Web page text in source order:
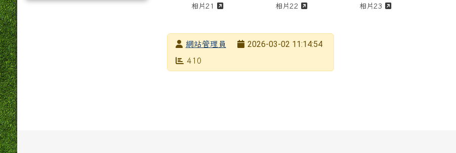
相片21 另開新視窗觀看「1141218 市長杯數學競賽、第二次段考、華藝杯歌唱
相片22 另開新視窗觀看「1141218 市長杯數學競賽
相片23 另開新視窗觀看「
發布者網站管理員
發布日期
2026-03-02 11:14:54
瀏覽次數
410